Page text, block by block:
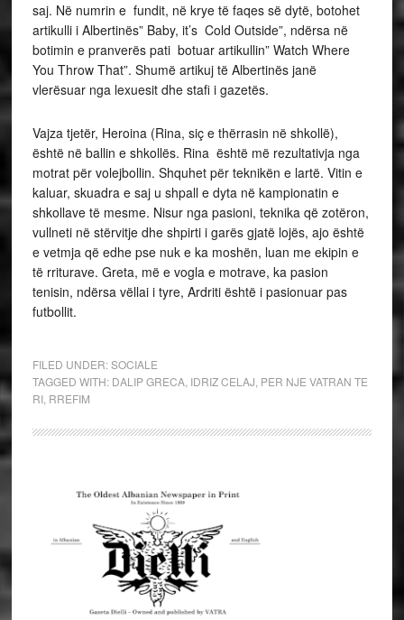
saj. Në numrin e fundit, në krye të faqes së dytë, botohet
artikulli i Albertinës” Baby, it’s Cold Outside”, ndërsa në
botimin e pranverës pati botuar artikullin” Watch Where
You Throw That”. Shumë artikuj të Albertinës janë
vlerësuar nga lexuesit dhe stafi i gazetës.
Vajza tjetër, Heroina (Rina, siç e thërrasin në shkollë),
është në ballin e shkollës. Rina është më rezultativja nga
motrat për volejbollin. Shquhet për teknikën e lartë. Vitin e
kaluar, skuadra e saj u shpall e dyta në kampionatin e
shkollave të mesme. Nisur nga pasioni, teknika që zotëron,
vullneti në stërvitje dhe shpirti i garës gjatë lojës, ajo është
e vetmja që edhe pse nuk e ka moshën, luan me ekipin e
të rriturave. Greta, më e vogla e motrave, ka pasion
tenisin, ndërsa vëllai i tyre, Ardriti është i pasionuar pas
futbollit.
FILED UNDER:SOCIALE
TAGGED WITH: DALIP GRECA, IDRIZ CELAJ PER NJE VATRAN TE
RI, RREFIM